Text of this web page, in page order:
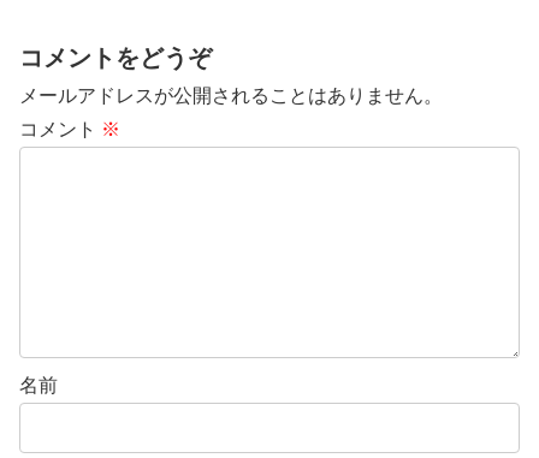
コメントをどうぞ
メールアドレスが公開されることはありません。
コメント ※
名前